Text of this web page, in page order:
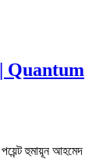
| Quantum
হুমায়ূন আহমেদ